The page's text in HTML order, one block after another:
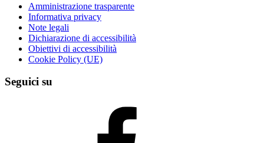
Amministrazione trasparente
Informativa privacy
Note legali
Dichiarazione di accessibilità
Obiettivi di accessibilità
Cookie Policy (UE)
Seguici su